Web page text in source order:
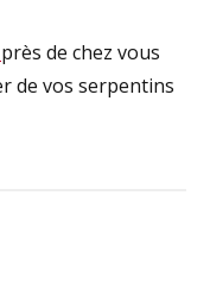
près de chez vous
de vos serpentins